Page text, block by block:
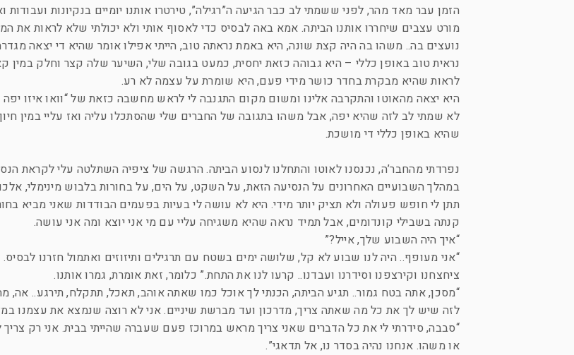
הזמן עבר מאד מהר, לפני ששמתי לב כבר הגיעה ה”רגילה”, טירטרו אותנו יומיים בנקיונות ועבודות
מורט עצבים שיחררו אותנו הביתה. אמא באה לבסיס כדי לאסוף אותי ולא יכולתי שלא לראות את
נועצים בה.. משהו בה היה קצת שונה, היא באמת נראתה טוב, הייתי אפילו אומר שהיא די יצאה
נראית טוב באופן כללי – היא גבוהה כזאת יחסית, כמעט בגובה שלי, השיער שלה קצר וחלק
לראות שהיא מבקרת בחדר כושר מידי פעם, היא שומרת על עצמה לא רע.
היא יצאה מהאוטו והתקרבה אלינו ומשום מקום התגנבה לי לראש מחשבה כזאת של “וואו איזו יפה
לא שמתי לב לזה שהיא יפה, אבל משהו בתגובה של החברים שלי שהסתכלו עליה ואז עליי במין חיוך
שהיא באופן כללי די מושכת.
נפרדתי מהחבר’ה, נכנסנו לאוטו והתחלנו לנסוע הביתה. הרגשה של ציפיה השתלטה עלי לקראת
במהלך השבועיים האחרונים על הנסיעה הזאת, על השקט, על הים, על בחורות בלבוש מינימלי,
תתן לי חופש פעולה ולא תציק יותר מידי. היא לא עושה לי בעיות בפעמים הבודדות שאני מביא
קנתה בשבילי קונדומים, אבל תמיד נראה שהיא משגיחה עליי עם מי אני יוצא ומה אני עושה.
“איך היה השבוע שלך, אייל?”
“אני מעופף.. היה לנו שבוע לא קל, שלושה ימים בשטח עם תרגילים ותיזוזים ואתמול חזרנו
ציחצחנו וקירצפנו וסידרנו ועבדנו.. קרעו לנו את התחת.” כלומר, זאת אומרת, גמרו אותנו.
“מסכן, אתה בטח גמור.. תגיע הביתה, הכנתי לך אוכל כמו שאתה אוהב, תאכל, תתקלח, תירגע.. אה,
לזה שיש לך את כל מה שאתה צריך, מדרכון ועד מברשת שיניים. אני לא רוצה שנמצא את עצמנו
“סבבה, סידרתי לי את כל הדברים שאני צריך מראש במרוכז פעם שעברה שהייתי בבית. אני רק
או משהו. אנחנו נהיה בסדר נו, אל תדאגי”.